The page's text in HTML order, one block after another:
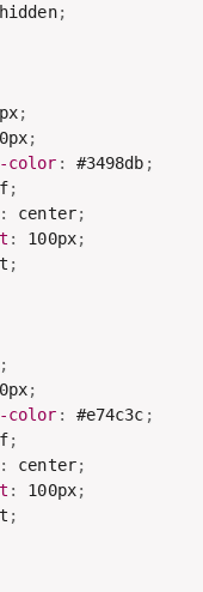
;
;
;
color : #3498db ;
;
: center;
: 100px;
;
;
;
color : #e74c3c ;
;
: center;
: 100px;
;